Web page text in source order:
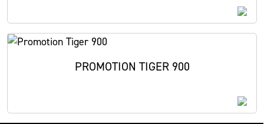
PROMOTION TIGER 900